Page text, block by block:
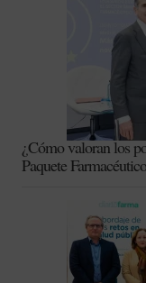
¿Cómo valoran los
Paquete